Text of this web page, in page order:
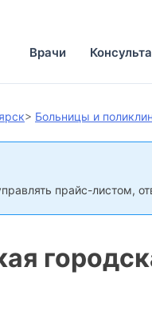
Врачи
> Больницы и
прайс-листом,